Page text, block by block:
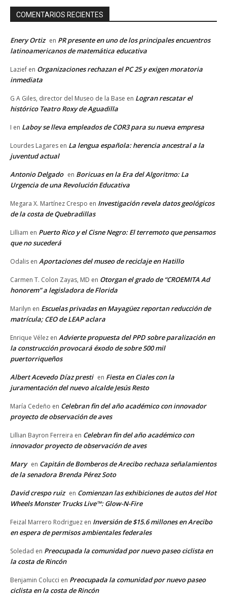
COMENTARIOS RECIENTES
Enery Ortiz en PR presente en uno de los principales encuentros
latinoamericanos de matemática educativa
Lazief en Organizaciones rechazan el PC 25 y exigen moratoria
inmediata
G A Giles, director del Museo de la Base en Logran rescatar el
histórico Teatro Roxy de Aguadilla
I en Laboy se lleva empleados de COR3 para su nueva empresa
Lourdes Lagares en La lengua española: herencia ancestral a la
juventud actual
Antonio Delgado en Boricuas en la Era del Algoritmo: La
Urgencia de una Revolución Educativa
Megara X. Martínez Crespo en Investigación revela datos geológicos
de la costa de Quebradillas
Lilliam en Puerto Rico y el Cisne Negro: El terremoto que pensamos
que no sucederá
Odalis en Aportaciones del museo de reciclaje en Hatillo
Carmen T. Colon Zayas, MD en Otorgan el grado de “CROEMITA Ad
honorem” a legisladora de Florida
Marilyn en Escuelas privadas en Mayagüez reportan reducción de
matrícula; CEO de LEAP aclara
Enrique Vélez en Advierte propuesta del PPD sobre paralización en
la construcción provocará éxodo de sobre 500 mil
puertorriqueños
Albert Acevedo Díaz presti en Fiesta en Ciales con la
juramentación del nuevo alcalde Jesús Resto
María Cedeño en Celebran fin del año académico con innovador
proyecto de observación de aves
Lillian Bayron Ferreira en Celebran fin del año académico con
innovador proyecto de observación de aves
Mary en Capitán de Bomberos de Arecibo rechaza señalamientos
de la senadora Brenda Pérez Soto
David crespo ruiz en Comienzan las exhibiciones de autos del Hot
Wheels Monster Trucks Live™: Glow-N-Fire
Feizal Marrero Rodriguez en Inversión de $15.6 millones en Arecibo
en espera de permisos ambientales federales
Soledad en Preocupada la comunidad por nuevo paseo ciclista en
la costa de Rincón
Benjamin Colucci en Preocupada la comunidad por nuevo paseo
ciclista en la costa de Rincón